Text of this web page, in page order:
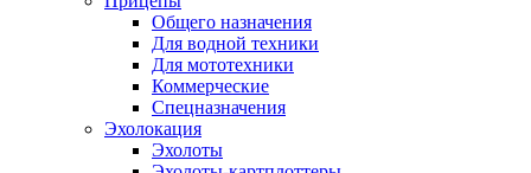
Общего назначения
Для водной техники
Для мототехники
Коммерческие
Спецназначения
Эхолокация
Эхолоты